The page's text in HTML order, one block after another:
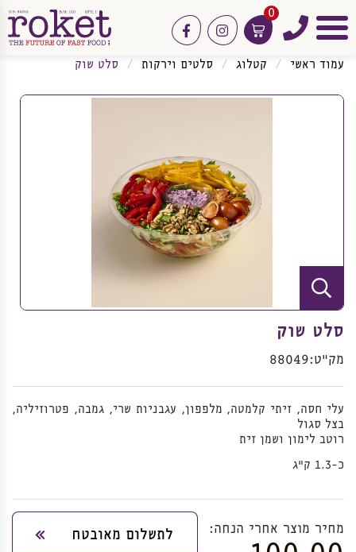
תפריט
טלפון
0
instagram
facebook
עמוד ראשי קטלוג סלטים וירקות סלט שוק
סלט שוק
מק”ט:88049
עלי חסה, זיתי קלמטה, מלפפון, עגבניות שרי, גמבה, פטרוזיליה,
בצל סגול
רוטב לימון ושמן זית
כ-1.3 ק"ג
מחיר מוצר אחרי הנחה: לתשלום מאובטח